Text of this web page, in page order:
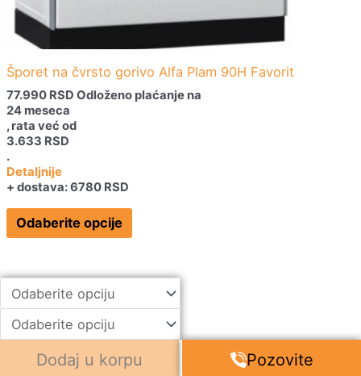
Šporet na čvrsto gorivo Alfa Plam 90H Favorit
77.990 RSD Odloženo plaćanje na
24 meseca
, rata već od
3.633 RSD
.
Detaljnije
+ dostava: 6780 RSD
Odaberite opcije
Dodaj u korpu Pozovite